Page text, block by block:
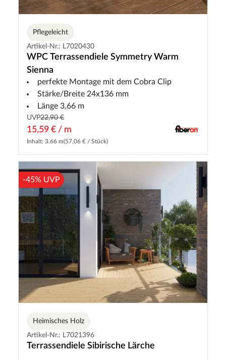
Pflegeleicht
Artikel-Nr.: L7020430
WPC Terrassendiele Symmetry Warm
Sienna
perfekte Montage mit dem Cobra Clip
Stärke/Breite 24x136 mm
Länge 3,66 m
UVP22,90 €
15,59 € / m
Inhalt: 3.66 m(57,06 € / Stück)
-45% UVP
Heimisches Holz
Artikel-Nr.: L7021396
Terrassendiele Sibirische Lärche